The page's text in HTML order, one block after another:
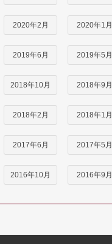
2020年2月 2020年1月
2019年6月 2019年5月
2018年10月 2018年9月
2018年2月 2018年1月
2017年6月 2017年5月
2016年10月 2016年9月